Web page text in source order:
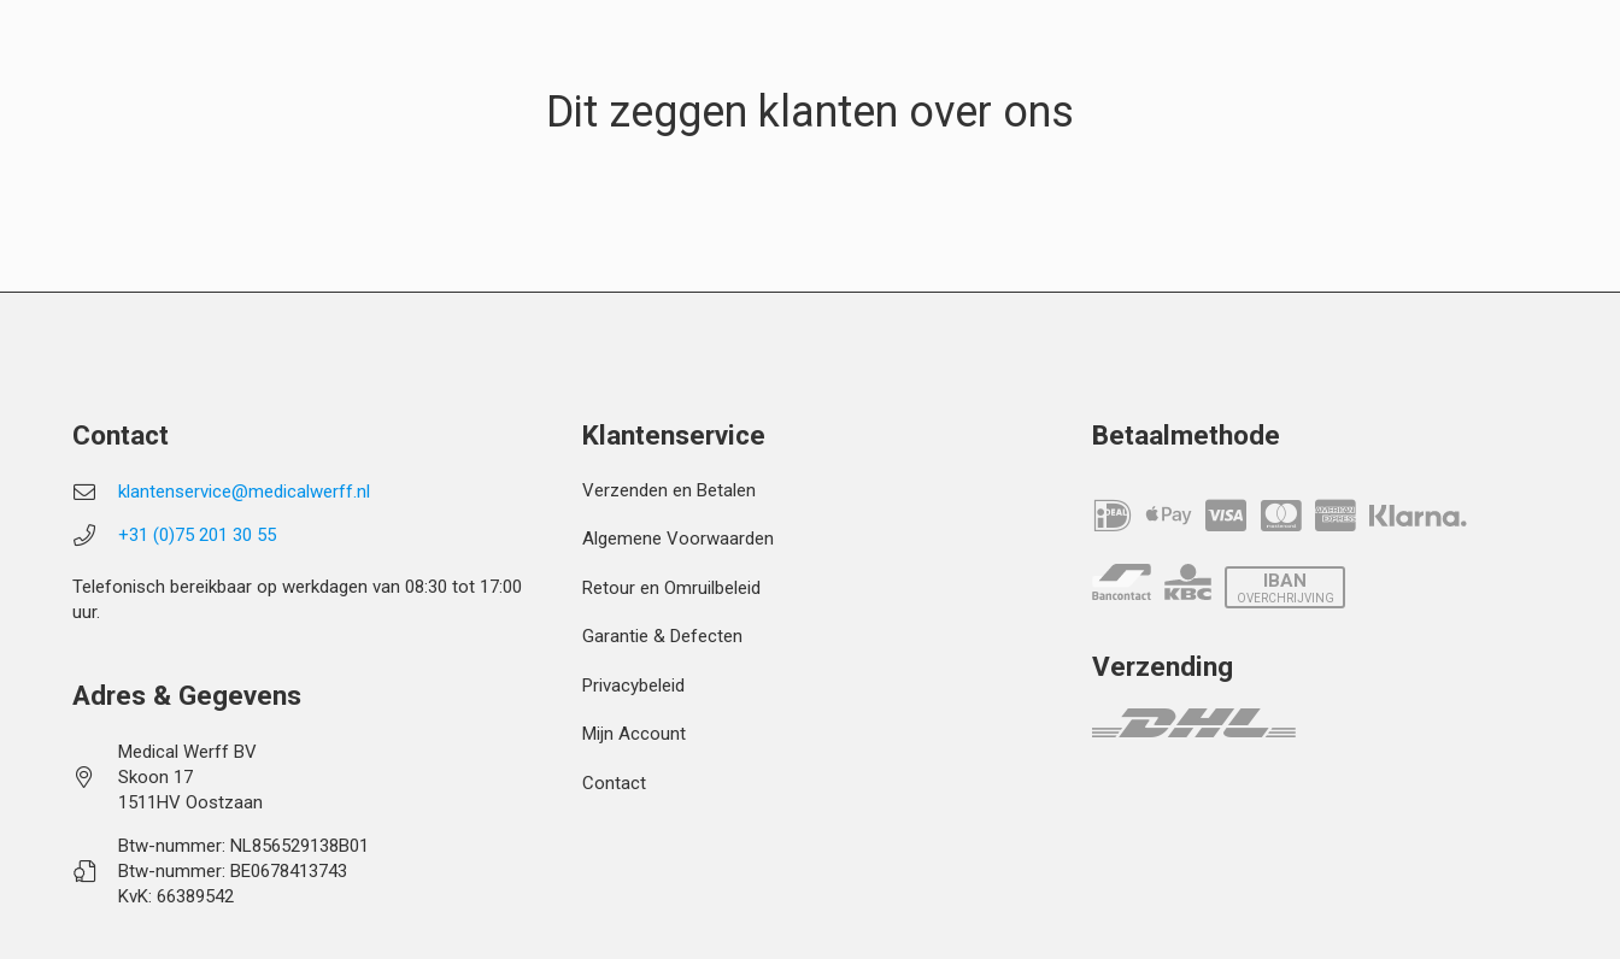
Dit zeggen klanten over ons
Contact
klantenservice@medicalwerff.nl
+31 (0)75 201 30 55
Telefonisch bereikbaar op werkdagen van 08:30 tot 17:00
uur.
Adres & Gegevens
Medical Werff BV
Skoon 17
1511HV Oostzaan
Btw-nummer: NL856529138B01
Btw-nummer: BE0678413743
KvK: 66389542
Klantenservice
Verzenden en Betalen
Algemene Voorwaarden
Retour en Omruilbeleid
Garantie & Defecten
Privacybeleid
Mijn Account
Contact
Betaalmethode
IBAN
OVERCHRIJVING
Verzending